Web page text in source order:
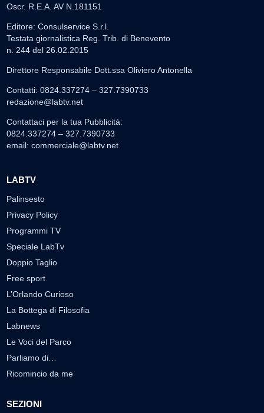
Oscr. R.E.A. AV N.181151
Editore: Consulservice S.r.l.
Testata giornalistica Reg. Trib. di Benevento
n. 244 del 26.02.2015
Direttore Responsabile Dott.ssa Oliviero Antonella
Contatti: 0824.337274 – 327.7390733
redazione@labtv.net
Contattaci per la tua Pubblicità:
0824.337274 – 327.7390733
email: commerciale@labtv.net
LABTV
Palinsesto
Privacy Policy
Programmi TV
Speciale LabTv
Doppio Taglio
Free sport
L’Orlando Curioso
La Bottega di Filosofia
Labnews
Le Voci del Parco
Parliamo di…
Ricomincio da me
SEZIONI